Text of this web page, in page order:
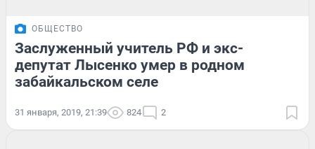
ОБЩЕСТВО
Заслуженный учитель РФ и экс-
депутат Лысенко умер в родном
забайкальском селе
31 января, 2019, 21:39 824 2